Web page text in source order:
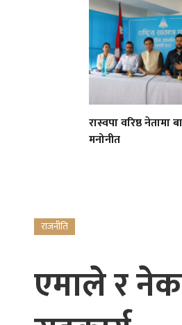
रास्वपा वरिष्ठ नेतामा
मनोनीत
राजनीति
एमाले र